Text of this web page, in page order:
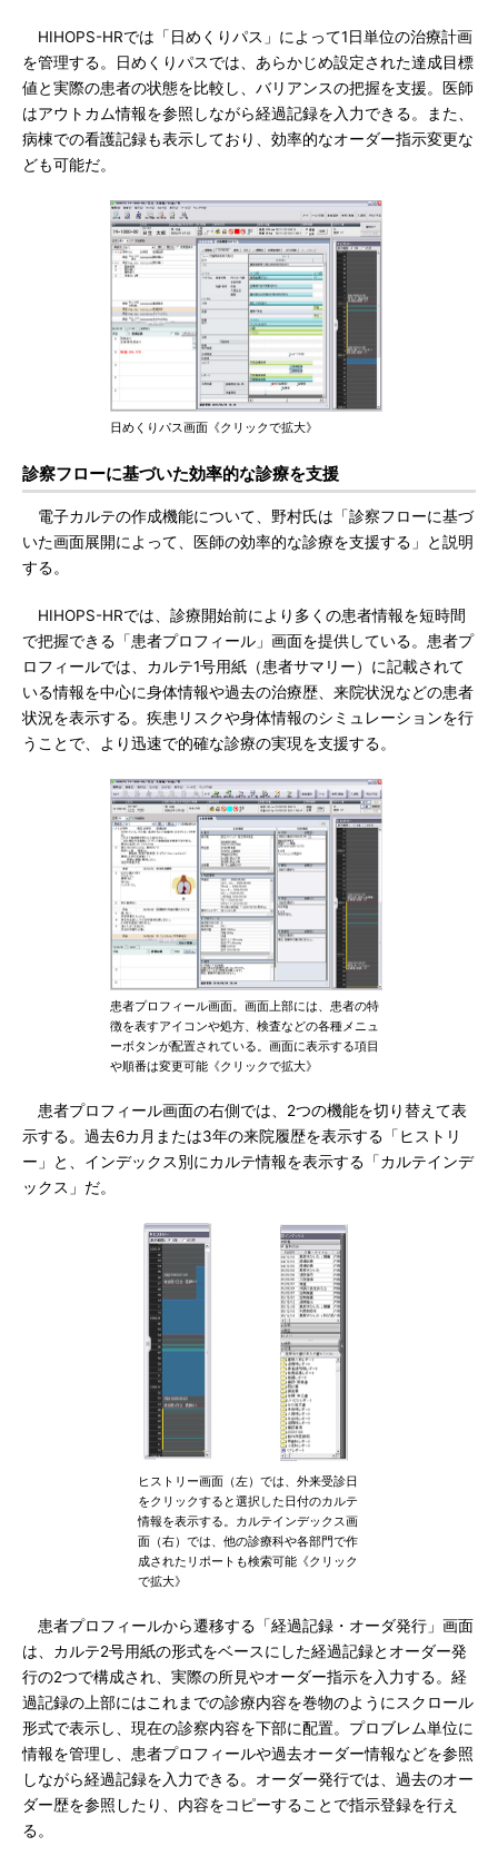
HIHOPS-HRでは「日めくりパス」によって1日単位の治療計画
を管理する。日めくりパスでは、あらかじめ設定された達成目標
値と実際の患者の状態を比較し、バリアンスの把握を支援。医師
はアウトカム情報を参照しながら経過記録を入力できる。また、
病棟での看護記録も表示しており、効率的なオーダー指示変更な
ども可能だ。
日めくりパス画面《クリックで拡大》
診察フローに基づいた効率的な診療を支援
電子カルテの作成機能について、野村氏は「診察フローに基づ
いた画面展開によって、医師の効率的な診療を支援する」と説明
する。
HIHOPS-HRでは、診療開始前により多くの患者情報を短時間
で把握できる「患者プロフィール」画面を提供している。患者プ
ロフィールでは、カルテ1号用紙（患者サマリー）に記載されて
いる情報を中心に身体情報や過去の治療歴、来院状況などの患者
状況を表示する。疾患リスクや身体情報のシミュレーションを行
うことで、より迅速で的確な診療の実現を支援する。
患者プロフィール画面。画面上部には、患者の特
徴を表すアイコンや処方、検査などの各種メニュ
ーボタンが配置されている。画面に表示する項目
や順番は変更可能《クリックで拡大》
患者プロフィール画面の右側では、2つの機能を切り替えて表
示する。過去6カ月または3年の来院履歴を表示する「ヒストリ
ー」と、インデックス別にカルテ情報を表示する「カルテインデ
ックス」だ。
ヒストリー画面（左）では、外来受診日
をクリックすると選択した日付のカルテ
情報を表示する。カルテインデックス画
面（右）では、他の診療科や各部門で作
成されたリポートも検索可能《クリック
で拡大》
患者プロフィールから遷移する「経過記録・オーダ発行」画面
は、カルテ2号用紙の形式をベースにした経過記録とオーダー発
行の2つで構成され、実際の所見やオーダー指示を入力する。経
過記録の上部にはこれまでの診療内容を巻物のようにスクロール
形式で表示し、現在の診察内容を下部に配置。プロブレム単位に
情報を管理し、患者プロフィールや過去オーダー情報などを参照
しながら経過記録を入力できる。オーダー発行では、過去のオー
ダー歴を参照したり、内容をコピーすることで指示登録を行え
る。